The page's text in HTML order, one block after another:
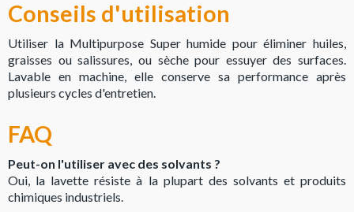
Conseils d'utilisation
Utiliser la Multipurpose Super humide pour éliminer huiles,
graisses ou salissures, ou sèche pour essuyer des surfaces.
Lavable en machine, elle conserve sa performance après
plusieurs cycles d'entretien.
FAQ
Peut-on l'utiliser avec des solvants ?
Oui, la lavette résiste à la plupart des solvants et produits
chimiques industriels.